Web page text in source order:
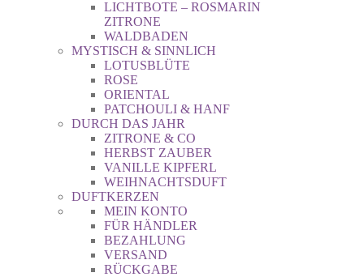
LICHTBOTE – ROSMARIN
ZITRONE
WALDBADEN
MYSTISCH & SINNLICH
LOTUSBLÜTE
ROSE
ORIENTAL
PATCHOULI & HANF
DURCH DAS JAHR
ZITRONE & CO
HERBST ZAUBER
VANILLE KIPFERL
WEIHNACHTSDUFT
DUFTKERZEN
MEIN KONTO
FÜR HÄNDLER
BEZAHLUNG
VERSAND
RÜCKGABE